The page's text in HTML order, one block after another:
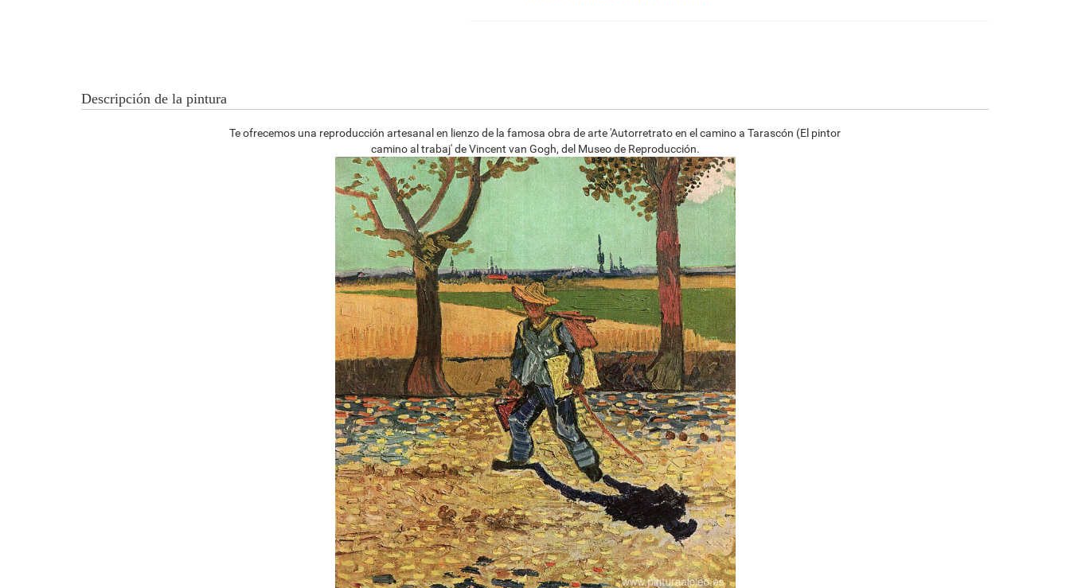
F2833-204
Descripción de la pintura
Te ofrecemos una reproducción artesanal en lienzo de la famosa obra de arte 'Autorretrato en el camino a Tarascón (El pintor
camino al trabaj' de Vincent van Gogh, del Museo de Reproducción.